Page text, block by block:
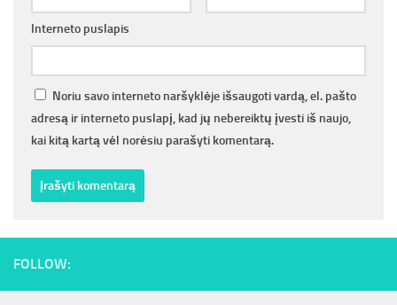
Interneto puslapis
Noriu savo interneto naršyklėje išsaugoti vardą, el. pašto
adresą ir interneto puslapį, kad jų nebereiktų įvesti iš naujo,
kai kitą kartą vėl norėsiu parašyti komentarą.
FOLLOW: